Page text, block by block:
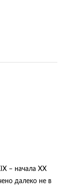
– начала XX
далеко не в